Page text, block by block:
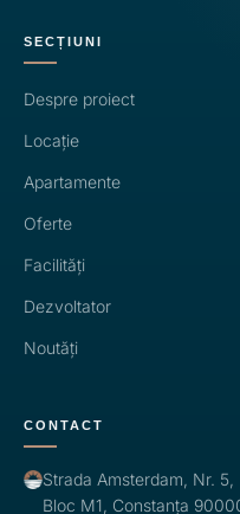
SECȚIUNI
Despre proiect
Locație
Apartamente
Oferte
Facilități
Dezvoltator
Noutăți
CONTACT
Strada Amsterdam, Nr. 5,
Bloc M1, Constanța